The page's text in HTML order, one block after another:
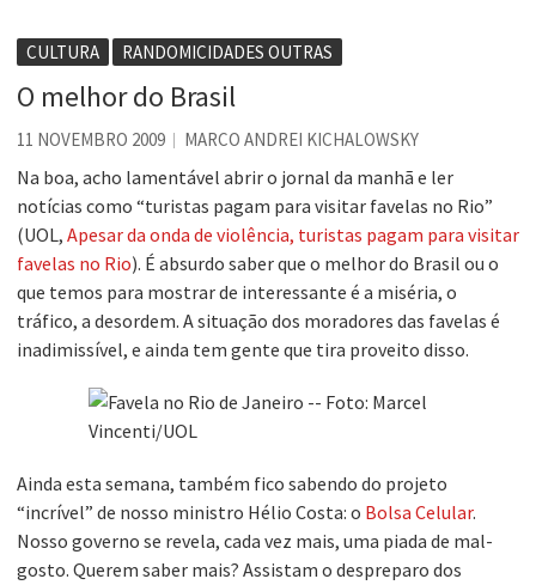
Tem que filmar isso daí
A construção da urbanidade
Aprender a fracassar é o segredo do sucesso
CULTURA RANDOMICIDADES OUTRAS
O melhor do Brasil
11 NOVEMBRO 2009 MARCO ANDREI KICHALOWSKY
Na boa, acho lamentável abrir o jornal da manhã e ler
notícias como “turistas pagam para visitar favelas no Rio”
(UOL, Apesar da onda de violência, turistas pagam para visitar
favelas no Rio). É absurdo saber que o melhor do Brasil ou o
que temos para mostrar de interessante é a miséria, o
tráfico, a desordem. A situação dos moradores das favelas é
inadimissível, e ainda tem gente que tira proveito disso.
Ainda esta semana, também fico sabendo do projeto
“incrível” de nosso ministro Hélio Costa: o Bolsa Celular.
Nosso governo se revela, cada vez mais, uma piada de mal-
gosto. Querem saber mais? Assistam o despreparo dos